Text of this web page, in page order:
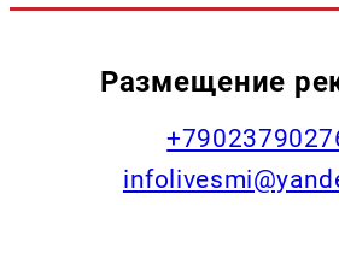
Размещение